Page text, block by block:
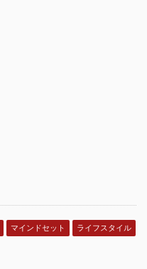
マインドセット
ライフスタイル